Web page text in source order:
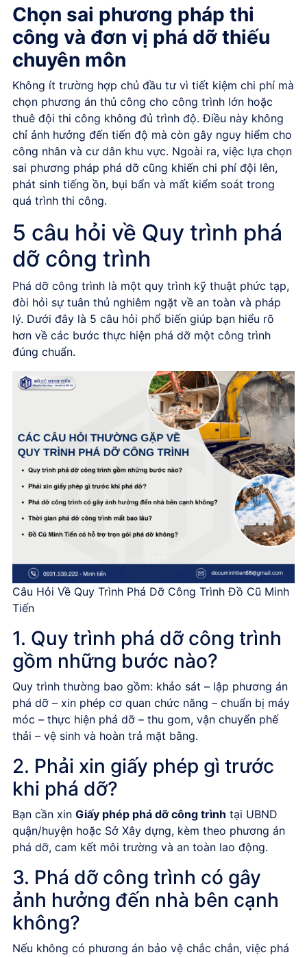
Chọn sai phương pháp thi
công và đơn vị phá dỡ thiếu
chuyên môn
Không ít trường hợp chủ đầu tư vì tiết kiệm chi phí mà
chọn phương án thủ công cho công trình lớn hoặc
thuê đội thi công không đủ trình độ. Điều này không
chỉ ảnh hưởng đến tiến độ mà còn gây nguy hiểm cho
công nhân và cư dân khu vực. Ngoài ra, việc lựa chọn
sai phương pháp phá dỡ cũng khiến chi phí đội lên,
phát sinh tiếng ồn, bụi bẩn và mất kiểm soát trong
quá trình thi công.
5 câu hỏi về Quy trình phá
dỡ công trình
Phá dỡ công trình là một quy trình kỹ thuật phức tạp,
đòi hỏi sự tuân thủ nghiêm ngặt về an toàn và pháp
lý. Dưới đây là 5 câu hỏi phổ biến giúp bạn hiểu rõ
hơn về các bước thực hiện phá dỡ một công trình
đúng chuẩn.
Câu Hỏi Về Quy Trình Phá Dỡ Công Trình Đồ Cũ Minh
Tiến
1. Quy trình phá dỡ công trình
gồm những bước nào?
Quy trình thường bao gồm: khảo sát – lập phương án
phá dỡ – xin phép cơ quan chức năng – chuẩn bị máy
móc – thực hiện phá dỡ – thu gom, vận chuyển phế
thải – vệ sinh và hoàn trả mặt bằng.
2. Phải xin giấy phép gì trước
khi phá dỡ?
Bạn cần xin Giấy phép phá dỡ công trình tại UBND
quận/huyện hoặc Sở Xây dựng, kèm theo phương án
phá dỡ, cam kết môi trường và an toàn lao động.
3. Phá dỡ công trình có gây
ảnh hưởng đến nhà bên cạnh
không?
Nếu không có phương án bảo vệ chắc chắn, việc phá